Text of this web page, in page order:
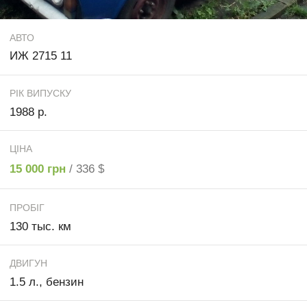
АВТО
ИЖ 2715 11
РІК ВИПУСКУ
1988 р.
ЦІНА
15 000 грн / 336 $
ПРОБІГ
130 тыс. км
ДВИГУН
1.5 л., бензин